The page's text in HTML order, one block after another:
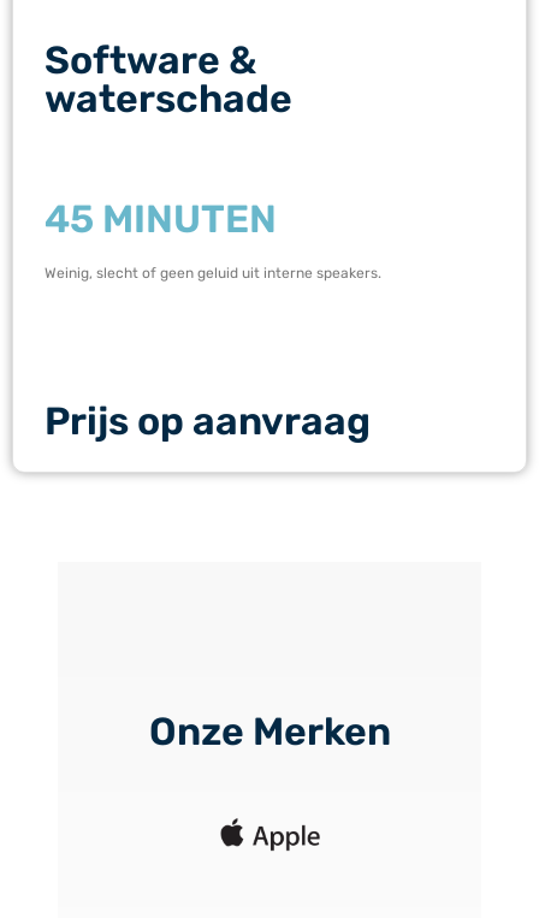
Software &
waterschade
45 MINUTEN
Weinig, slecht of geen geluid uit interne speakers.
Prijs op aanvraag
Onze Merken